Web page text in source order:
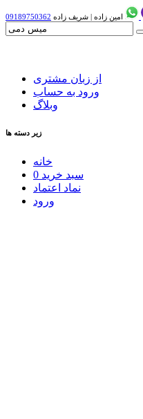
09189750362 امین زاده | شریف زاده
از زبان مشتری
ورود به حساب
وبلاگ
زیر دسته ها
خانه
0 سبد خرید
نماد اعتماد
ورود